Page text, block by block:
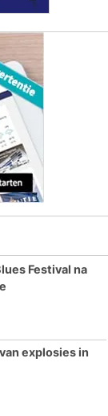
Festival na
explosies in